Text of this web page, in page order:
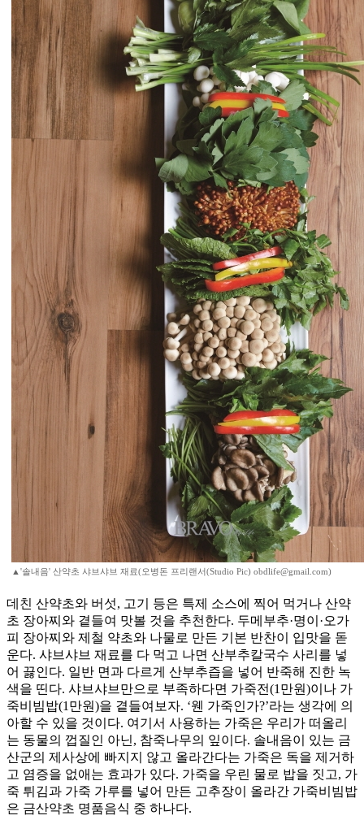
▲'솔내음' 산약초 샤브샤브 재료(오병돈 프리랜서(Studio Pic) obdlife@gmail.com)
데친 산약초와 버섯, 고기 등은 특제 소스에 찍어 먹거나 산약
초 장아찌와 곁들여 맛볼 것을 추천한다. 두메부추·명이·오가
피 장아찌와 제철 약초와 나물로 만든 기본 반찬이 입맛을 돋
운다. 샤브샤브 재료를 다 먹고 나면 산부추칼국수 사리를 넣
어 끓인다. 일반 면과 다르게 산부추즙을 넣어 반죽해 진한 녹
색을 띤다. 샤브샤브만으로 부족하다면 가죽전(1만원)이나 가
죽비빔밥(1만원)을 곁들여보자. ‘웬 가죽인가?’라는 생각에 의
아할 수 있을 것이다. 여기서 사용하는 가죽은 우리가 떠올리
는 동물의 껍질인 아닌, 참죽나무의 잎이다. 솔내음이 있는 금
산군의 제사상에 빠지지 않고 올라간다는 가죽은 독을 제거하
고 염증을 없애는 효과가 있다. 가죽을 우린 물로 밥을 짓고, 가
죽 튀김과 가죽 가루를 넣어 만든 고추장이 올라간 가죽비빔밥
은 금산약초 명품음식 중 하나다.